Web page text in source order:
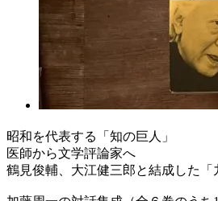
昭和を代表する「知の巨人」
医師から文学評論家へ
鶴見俊輔、大江健三郎と結成した「